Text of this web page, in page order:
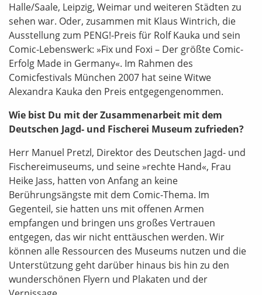
Halle/Saale, Leipzig, Weimar und weiteren Städten zu
sehen war. Oder, zusammen mit Klaus Wintrich, die
Ausstellung zum PENG!-Preis für Rolf Kauka und sein
Comic-Lebenswerk: »Fix und Foxi – Der größte Comic-
Erfolg Made in Germany«. Im Rahmen des
Comicfestivals München 2007 hat seine Witwe
Alexandra Kauka den Preis entgegengenommen.
Wie bist Du mit der Zusammenarbeit mit dem
Deutschen Jagd- und Fischerei Museum zufrieden?
Herr Manuel Pretzl, Direktor des Deutschen Jagd- und
Fischereimuseums, und seine »rechte Hand«, Frau
Heike Jass, hatten von Anfang an keine
Berührungsängste mit dem Comic-Thema. Im
Gegenteil, sie hatten uns mit offenen Armen
empfangen und bringen uns großes Vertrauen
entgegen, das wir nicht enttäuschen werden. Wir
können alle Ressourcen des Museums nutzen und die
Unterstützung geht darüber hinaus bis hin zu den
wunderschönen Flyern und Plakaten und der